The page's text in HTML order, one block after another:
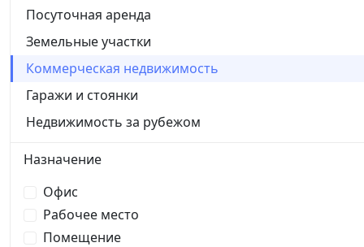
Посуточная аренда
Земельные участки
Коммерческая недвижимость
Гаражи и стоянки
Недвижимость за рубежом
Назначение
Офис
Рабочее место
Помещение